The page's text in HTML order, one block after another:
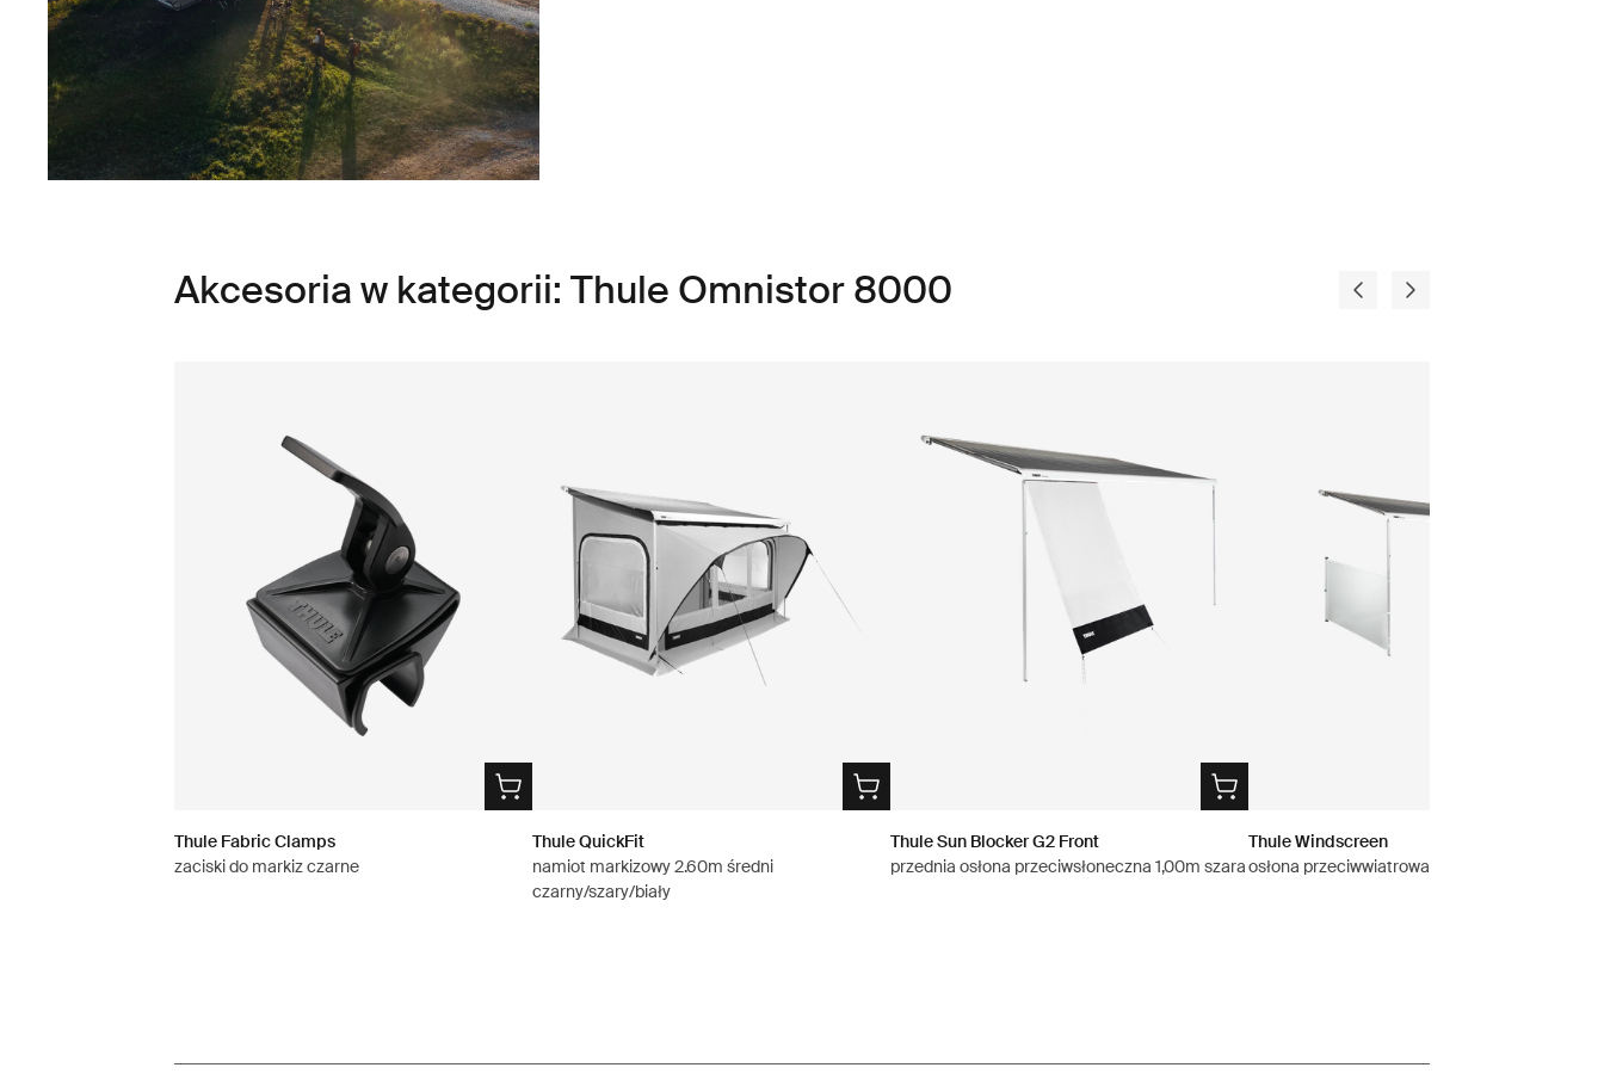
Akcesoria w kategorii: Thule Omnistor 8000
Thule Fabric Clamps
zaciski do markiz czarne
Thule QuickFit
namiot markizowy 2.60m średni
czarny/szary/biały
Thule Sun Blocker G2 Front
przednia osłona przeciwsłoneczna 1,00m szara
Thule Windscreen
osłona przeciwwiatrowa szara